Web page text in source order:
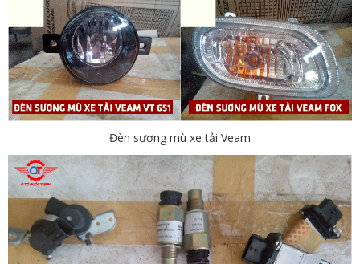
Đèn sương mù xe tải Veam